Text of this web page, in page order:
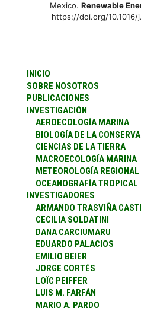
Mexico. Renewable
https://doi.org/10.1016/
INICIO
SOBRE NOSOTROS
PUBLICACIONES
INVESTIGACIÓN
AEROECOLOGÍA MARINA
BIOLOGÍA DE LA
CIENCIAS DE LA TIERRA
MACROECOLOGÍA MARINA
METEOROLOGÍA REGIONAL
OCEANOGRAFÍA TROPICAL
INVESTIGADORES
ARMANDO TRASVIÑA
CECILIA SOLDATINI
DANA CARCIUMARU
EDUARDO PALACIOS
EMILIO BEIER
JORGE CORTÉS
LOÏC PEIFFER
LUIS M. FARFÁN
MARIO A. PARDO